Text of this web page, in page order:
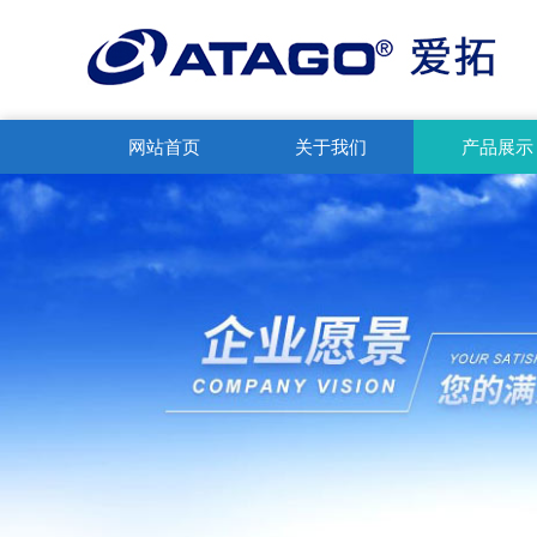
网站首页 关于我们 产品展示